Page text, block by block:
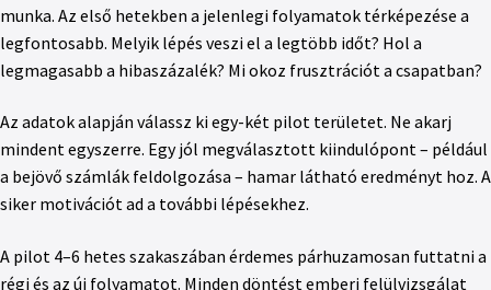
munka. Az első hetekben a jelenlegi folyamatok térképezése a
legfontosabb. Melyik lépés veszi el a legtöbb időt? Hol a
legmagasabb a hibaszázalék? Mi okoz frusztrációt a csapatban?
Az adatok alapján válassz ki egy-két pilot területet. Ne akarj
mindent egyszerre. Egy jól megválasztott kiindulópont – például
a bejövő számlák feldolgozása – hamar látható eredményt hoz. A
siker motivációt ad a további lépésekhez.
A pilot 4–6 hetes szakaszában érdemes párhuzamosan futtatni a
régi és az új folyamatot. Minden döntést emberi felülvizsgálat